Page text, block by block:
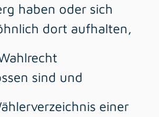
haben oder sich
dort aufhalten,
sind und
einer